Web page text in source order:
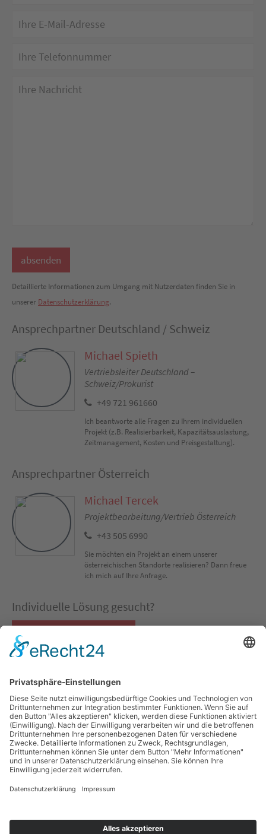
Detaillierte Informationen zum Umgang mit Nutzerdaten finden Sie in
unserer Datenschutzerklärung.
Ansprechpartner Deutschland / Schweiz
Michael Spieth
Vertriebsleiter Deutschland –
Schweiz/Prokurist
+49 721 961660
Ich beantworte alle Fragen zu Ihrem individuellen
Projekt (z.B. Realisierbarkeit, Kapazitätsauslastung,
Zeitmanagement, Kosten und Preisgestaltung).
Ansprechpartner Österreich
Michael Tercek
Projektbearbeitung/Vertrieb Österreich
+43 505 6990
Sie möchten ein Projekt an einem unserer
österreichischen Standorte realisieren? Dann freue
ich mich auf Ihre Anfrage.
Individuelle Lösung gesucht?
QUICKLINKS
Co-Packing
Verpackungslösungen
SOCIAL MEDIA